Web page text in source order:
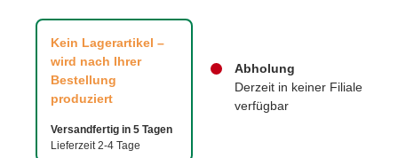
Kein Lagerartikel –
wird nach Ihrer
Bestellung
produziert
Versandfertig in 5 Tagen
Lieferzeit 2-4 Tage
Abholung
Derzeit in keiner Filiale
verfügbar